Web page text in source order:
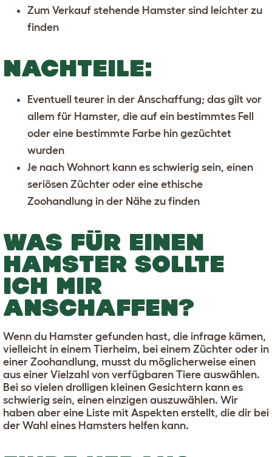
Zum Verkauf stehende Hamster sind leichter zu
finden
NACHTEILE:
Eventuell teurer in der Anschaffung; das gilt vor
allem für Hamster, die auf ein bestimmtes Fell
oder eine bestimmte Farbe hin gezüchtet
wurden
Je nach Wohnort kann es schwierig sein, einen
seriösen Züchter oder eine ethische
Zoohandlung in der Nähe zu finden
WAS FÜR EINEN
HAMSTER SOLLTE
ICH MIR
ANSCHAFFEN?
Wenn du Hamster gefunden hast, die infrage kämen,
vielleicht in einem Tierheim, bei einem Züchter oder in
einer Zoohandlung, musst du möglicherweise einen
aus einer Vielzahl von verfügbaren Tiere auswählen.
Bei so vielen drolligen kleinen Gesichtern kann es
schwierig sein, einen einzigen auszuwählen. Wir
haben aber eine Liste mit Aspekten erstellt, die dir bei
der Wahl eines Hamsters helfen kann.